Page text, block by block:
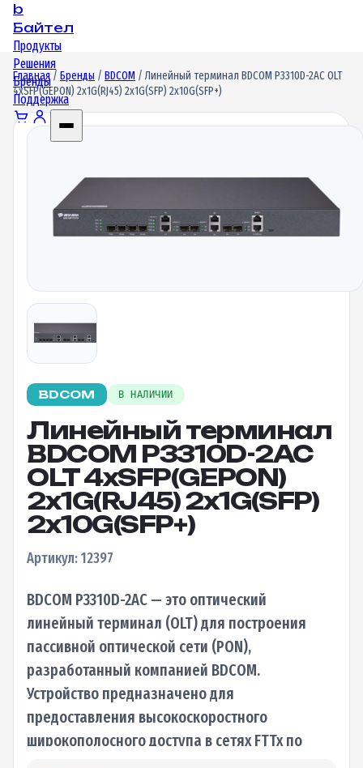
b
Байтел
Продукты
Решения
Бренды
Поддержка
Главная/ Бренды / BDCOM / Линейный терминал BDCOM P3310D-2AC OLT
4xSFP(GEPON) 2x1G(RJ45) 2x1G(SFP) 2x10G(SFP+)
BDCOM В НАЛИЧИИ
Линейный терминал
BDCOM P3310D-2AC
OLT 4xSFP(GEPON)
2x1G(RJ45) 2x1G(SFP)
2x10G(SFP+)
Артикул: 12397
BDCOM P3310D-2AC — это оптический
линейный терминал (OLT) для построения
пассивной оптической сети (PON),
разработанный компанией BDCOM.
Устройство предназначено для
предоставления высокоскоростного
широкополосного доступа в сетях FTTx по